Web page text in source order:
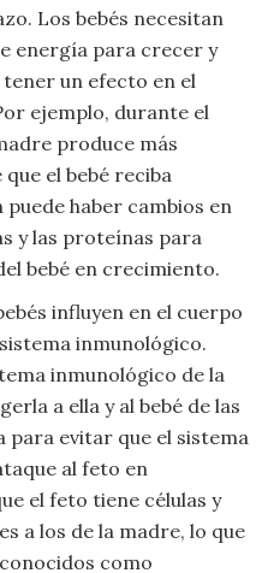
Los bebés necesitan
energía para crecer y
un efecto en el
ejemplo, durante el
produce más
el bebé reciba
haber cambios en
y las proteínas para
bebé en crecimiento.
influyen en el cuerpo
inmunológico.
inmunológico de la
a ella y al bebé de las
para evitar que el sistema
al feto en
el feto tiene células y
a los de la madre, lo que
como